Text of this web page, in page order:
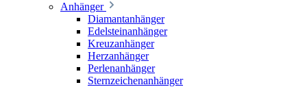
Anhänger
Diamantanhänger
Edelsteinanhänger
Kreuzanhänger
Herzanhänger
Perlenanhänger
Sternzeichenanhänger